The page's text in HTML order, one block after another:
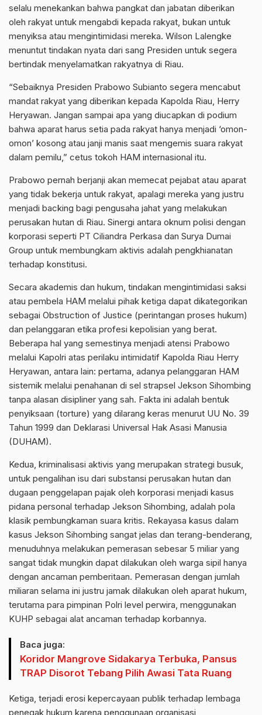
selalu menekankan bahwa pangkat dan jabatan diberikan
oleh rakyat untuk mengabdi kepada rakyat, bukan untuk
menyiksa atau mengintimidasi mereka. Wilson Lalengke
menuntut tindakan nyata dari sang Presiden untuk segera
bertindak menyelamatkan rakyatnya di Riau.
“Sebaiknya Presiden Prabowo Subianto segera mencabut
mandat rakyat yang diberikan kepada Kapolda Riau, Herry
Heryawan. Jangan sampai apa yang diucapkan di podium
bahwa aparat harus setia pada rakyat hanya menjadi ‘omon-
omon’ kosong atau janji manis saat mengemis suara rakyat
dalam pemilu,” cetus tokoh HAM internasional itu.
Prabowo pernah berjanji akan memecat pejabat atau aparat
yang tidak bekerja untuk rakyat, apalagi mereka yang justru
menjadi backing bagi pengusaha jahat yang melakukan
perusakan hutan di Riau. Sinergi antara oknum polisi dengan
korporasi seperti PT Ciliandra Perkasa dan Surya Dumai
Group untuk membungkam aktivis adalah pengkhianatan
terhadap konstitusi.
Secara akademis dan hukum, tindakan mengintimidasi saksi
atau pembela HAM melalui pihak ketiga dapat dikategorikan
sebagai Obstruction of Justice (perintangan proses hukum)
dan pelanggaran etika profesi kepolisian yang berat.
Beberapa hal yang semestinya menjadi atensi Prabowo
melalui Kapolri atas perilaku intimidatif Kapolda Riau Herry
Heryawan, antara lain: pertama, adanya pelanggaran HAM
sistemik melalui penahanan di sel strapsel Jekson Sihombing
tanpa alasan disipliner yang sah. Fakta ini adalah bentuk
penyiksaan (torture) yang dilarang keras menurut UU No. 39
Tahun 1999 dan Deklarasi Universal Hak Asasi Manusia
(DUHAM).
Kedua, kriminalisasi aktivis yang merupakan strategi busuk,
untuk pengalihan isu dari substansi perusakan hutan dan
dugaan penggelapan pajak oleh korporasi menjadi kasus
pidana personal terhadap Jekson Sihombing, adalah pola
klasik pembungkaman suara kritis. Rekayasa kasus dalam
kasus Jekson Sihombing sangat jelas dan terang-benderang,
menuduhnya melakukan pemerasan sebesar 5 miliar yang
sangat tidak mungkin dapat dilakukan oleh warga sipil hanya
dengan ancaman pemberitaan. Pemerasan dengan jumlah
miliaran selama ini justru jamak dilakukan oleh aparat hukum,
terutama para pimpinan Polri level perwira, menggunakan
KUHP sebagai alat ancaman terhadap korbannya.
Baca juga:
Koridor Mangrove Sidakarya Terbuka, Pansus
TRAP Disorot Tebang Pilih Awasi Tata Ruang
Ketiga, terjadi erosi kepercayaan publik terhadap lembaga
penegak hukum karena penggunaan organisasi